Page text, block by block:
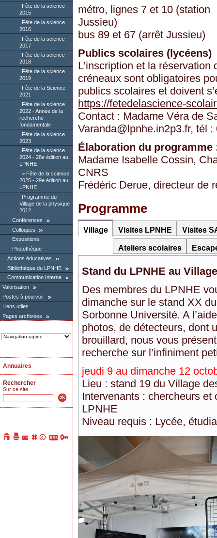
Fête de la science
2015
Fête de la science
2016
Fête de la science
2017
Fête de la science
2018
Fête de la science
2019
Fête de la Science
2021
Fête de la science
2022 - Année de la
recherche
fondamentale
Fête de la science
2023
Fête de la science
2024 - 28e édition au
LPNHE
Fête de la science
2025 - 29e édition au
LPNHE
Programme du
Village de la physique
2012
Conférences
Colloques
Expositions
Photothèque
Actions éducatives
Bibliothèque du LPNHE
Communication Interne
Valorisation
Postes à pourvoir
Liens utiles
Pages archivées
Annuaires
Rechercher
Sur ce site
métro, lignes 7 et 10 (station
Jussieu)
bus 89 et 67 (arrêt Jussieu)
Publics scolaires (lycéens)
L’inscription et la réservation
créneaux sont obligatoires
publics scolaires et doivent
https://fetedelascience-
Contact : Madame Véra de
Varanda@lpnhe.in2p3.fr, tél
Élaboration du programme
Madame Isabelle Cossin,
CNRS
Frédéric Derue, directeur de
Programme
Village Visites LPNHE Visites
Ateliers scolaires
Stand du LPNHE au
Des membres du LPNHE
dimanche sur le stand XX
Sorbonne Université. A
photos, de détecteurs, dont
brouillard, nous vous
recherche sur l’infiniment
jeudi 9 au dimanche 12
Lieu : stand 19 du Village
Intervenants : chercheurs
LPNHE
Niveau requis : Lycée,